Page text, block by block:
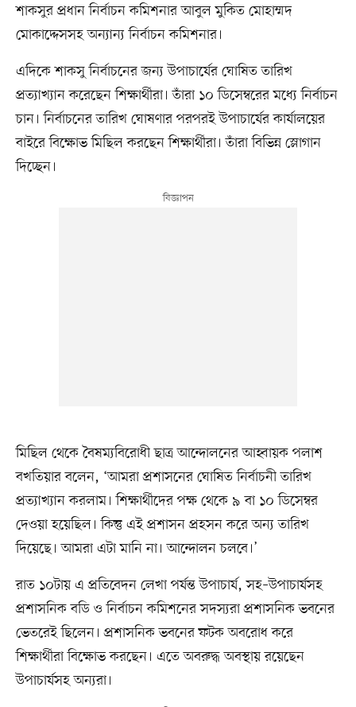
শাকসুর প্রধান নির্বাচন কমিশনার আবুল মুকিত মোহাম্মদ
মোকাদ্দেসসহ অন্যান্য নির্বাচন কমিশনার।
এদিকে শাকসু নির্বাচনের জন্য উপাচার্যের ঘোষিত তারিখ
প্রত্যাখ্যান করেছেন শিক্ষার্থীরা। তাঁরা ১০ ডিসেম্বরের মধ্যে নির্বাচন
চান। নির্বাচনের তারিখ ঘোষণার পরপরই উপাচার্যের কার্যালয়ের
বাইরে বিক্ষোভ মিছিল করছেন শিক্ষার্থীরা। তাঁরা বিভিন্ন স্লোগান
দিচ্ছেন।
মিছিল থেকে বৈষম্যবিরোধী ছাত্র আন্দোলনের আহ্বায়ক পলাশ
বখতিয়ার বলেন, ‘আমরা প্রশাসনের ঘোষিত নির্বাচনী তারিখ
প্রত্যাখ্যান করলাম। শিক্ষার্থীদের পক্ষ থেকে ৯ বা ১০ ডিসেম্বর
দেওয়া হয়েছিল। কিন্তু এই প্রশাসন প্রহসন করে অন্য তারিখ
দিয়েছে। আমরা এটা মানি না। আন্দোলন চলবে।’
রাত ১০টায় এ প্রতিবেদন লেখা পর্যন্ত উপাচার্য, সহ–উপাচার্যসহ
প্রশাসনিক বডি ও নির্বাচন কমিশনের সদস্যরা প্রশাসনিক ভবনের
ভেতরেই ছিলেন। প্রশাসনিক ভবনের ফটক অবরোধ করে
শিক্ষার্থীরা বিক্ষোভ করছেন। এতে অবরুদ্ধ অবস্থায় রয়েছেন
উপাচার্যসহ অন্যরা।